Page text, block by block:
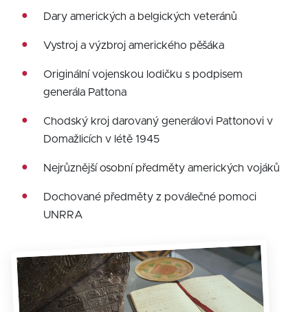
Dary amerických a belgických veteránů
Vystroj a výzbroj amerického pěšáka
Originální vojenskou lodičku s podpisem
generála Pattona
Chodský kroj darovaný generálovi Pattonovi v
Domažlicích v létě 1945
Nejrůznější osobní předměty amerických vojáků
Dochované předměty z poválečné pomoci
UNRRA